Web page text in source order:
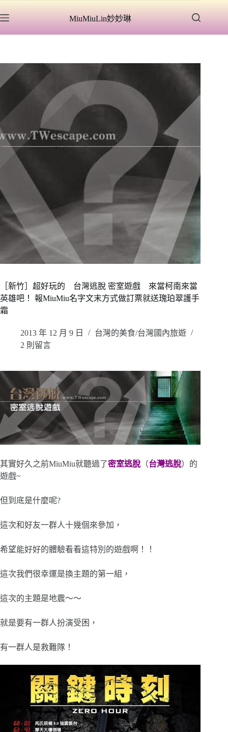
至
MiuMiuLin妙妙琳
［新竹］超好玩的 台灣逃脫 密室遊戲 來當柯南來當
英雄吧！ 報MiuMiu名字文末方式做訂票就送瑰珀翠護手
霜
2013 年 12 月 9 日
台灣的美食/台灣國內旅遊
2 則留言
其實好久之前MiuMiu就聽過了密室逃脫 （台灣逃脫）的
遊戲~
但到底是什麼呢?
這次和好友一群人十幾個來參加，
希望能好好的體驗看看這特別的遊戲啊！！
這次我們很幸運是換主題的第一組，
這次的主題是地震～～
就是要有一群人扮演受困，
有一群人是救難隊！